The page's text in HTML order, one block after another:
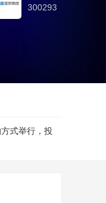
300293
式举行，投